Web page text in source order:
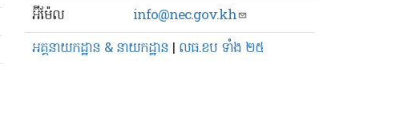
អ៊ីម៉ែល
info@nec.gov.kh
អគ្គនាយកដ្ឋាន & នាយកដ្ឋាន | លធ.ខប ទាំង ២៥